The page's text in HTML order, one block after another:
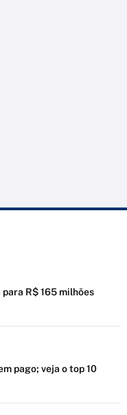
R$ 165 milhões
pago; veja o top 10